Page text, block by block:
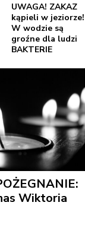
UWAGA! ZAKAZ
kąpieli w jeziorze!
W wodzie są
groźne dla ludzi
BAKTERIE
Wiktoria